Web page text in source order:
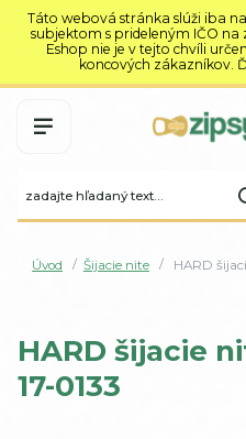
Táto webová stránka slúži iba
subjektom s prideleným IČO
Eshop nie je v tejto chvíli
koncových zákazníkov.
Úvod Šijacie nite HARD
HARD šijacie
17-0133